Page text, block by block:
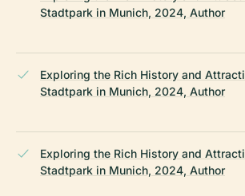
Stadtpark in Munich, 2024, Author
Exploring the Rich History and
Stadtpark in Munich, 2024, Author
Exploring the Rich History and
Stadtpark in Munich, 2024, Author